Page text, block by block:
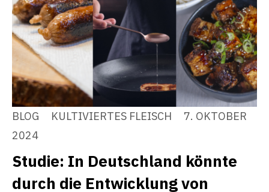
BLOG KULTIVIERTES FLEISCH
7. OKTOBER
2024
Studie: In Deutschland könnte
durch die Entwicklung von